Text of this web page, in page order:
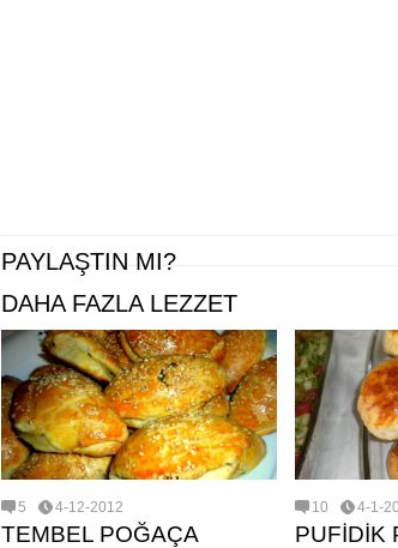
PAYLAŞTIN MI?
DAHA FAZLA LEZZET
5 4-12-2012
TEMBEL POĞAÇA
10 4-1-
PUFİDİK